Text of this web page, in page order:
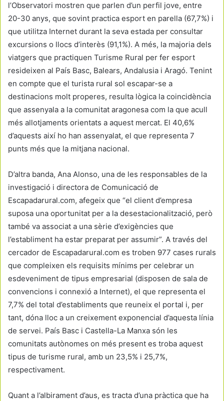
l’Observatori mostren que parlen d’un perfil jove, entre
20-30 anys, que sovint practica esport en parella (67,7%) i
que utilitza Internet durant la seva estada per consultar
excursions o llocs d’interès (91,1%). A més, la majoria dels
viatgers que practiquen Turisme Rural per fer esport
resideixen al País Basc, Balears, Andalusia i Aragó. Tenint
en compte que el turista rural sol escapar-se a
destinacions molt properes, resulta lògica la coincidència
que assenyala a la comunitat aragonesa com la que acull
més allotjaments orientats a aquest mercat. El 40,6%
d’aquests així ho han assenyalat, el que representa 7
punts més que la mitjana nacional.
D’altra banda, Ana Alonso, una de les responsables de la
investigació i directora de Comunicació de
Escapadarural.com, afegeix que “el client d’empresa
suposa una oportunitat per a la desestacionalització, però
també va associat a una sèrie d’exigències que
l’establiment ha estar preparat per assumir”. A través del
cercador de Escapadarural.com es troben 977 cases rurals
que compleixen els requisits mínims per celebrar un
esdeveniment de tipus empresarial (disposen de sala de
convencions i connexió a Internet), el que representa el
7,7% del total d’establiments que reuneix el portal i, per
tant, dóna lloc a un creixement exponencial d’aquesta línia
de servei. País Basc i Castella-La Manxa són les
comunitats autònomes on més present es troba aquest
tipus de turisme rural, amb un 23,5% i 25,7%,
respectivament.
Quant a l’albirament d’aus, es tracta d’una pràctica que ha